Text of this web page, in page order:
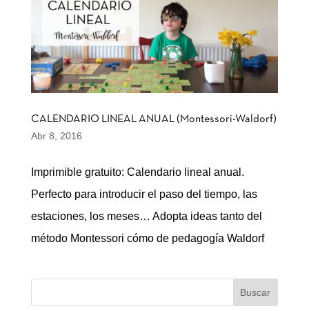
CALENDARIO LINEAL ANUAL (Montessori-Waldorf)
Abr 8, 2016
Imprimible gratuito: Calendario lineal anual.
Perfecto para introducir el paso del tiempo, las
estaciones, los meses… Adopta ideas tanto del
método Montessori cómo de pedagogía Waldorf
Buscar